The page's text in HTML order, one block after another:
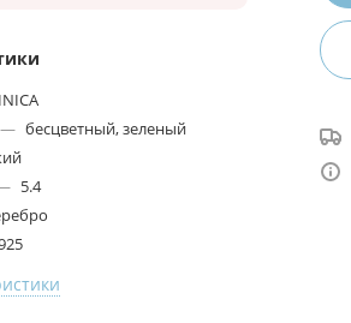
— бесцветный, зеленый
5.4